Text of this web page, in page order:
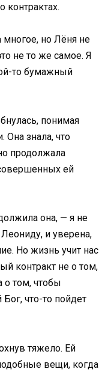
контрактах.
но Лёня не
не то же самое. Я
то бумажный
понимая
Она знала, что
продолжала
ей
она, — я не
и уверена,
Но жизнь учит нас
контракт не о том,
о том, чтобы
что-то пойдет
тяжело. Ей
вещи, когда